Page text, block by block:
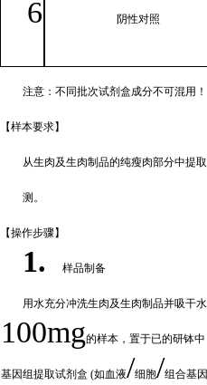
6 阴性对照
注意：不同批次试剂盒成分不可混用！
【样本要求】
从生肉及生肉制品的纯瘦肉部分中提
测。
【操作步骤】
1. 样品制备
用水充分冲洗生肉及生肉制品并吸干水
100mg的样本，置于已的研钵
基因组提取试剂盒 (如血液/细胞/组合基